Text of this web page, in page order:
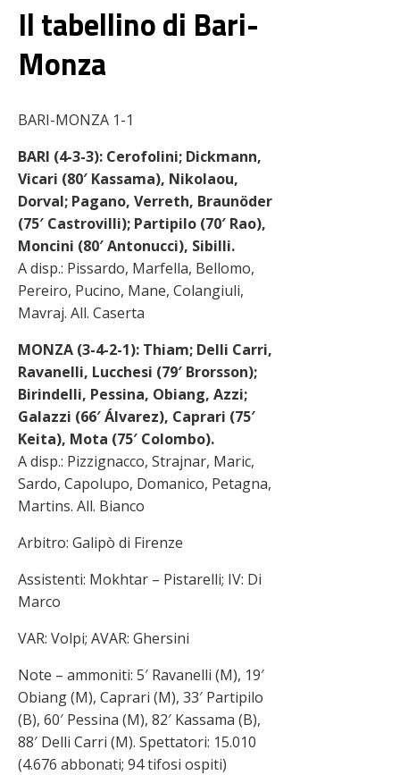
Il tabellino di Bari-
Monza
BARI-MONZA 1-1
BARI (4-3-3): Cerofolini; Dickmann,
Vicari (80′ Kassama), Nikolaou,
Dorval; Pagano, Verreth, Braunöder
(75′ Castrovilli); Partipilo (70′ Rao),
Moncini (80′ Antonucci), Sibilli.
A disp.: Pissardo, Marfella, Bellomo,
Pereiro, Pucino, Mane, Colangiuli,
Mavraj. All. Caserta
MONZA (3-4-2-1): Thiam; Delli Carri,
Ravanelli, Lucchesi (79′ Brorsson);
Birindelli, Pessina, Obiang, Azzi;
Galazzi (66′ Álvarez), Caprari (75′
Keita), Mota (75′ Colombo).
A disp.: Pizzignacco, Strajnar, Maric,
Sardo, Capolupo, Domanico, Petagna,
Martins. All. Bianco
Arbitro: Galipò di Firenze
Assistenti: Mokhtar – Pistarelli; IV: Di
Marco
VAR: Volpi; AVAR: Ghersini
Note – ammoniti: 5′ Ravanelli (M), 19′
Obiang (M), Caprari (M), 33′ Partipilo
(B), 60′ Pessina (M), 82′ Kassama (B),
88′ Delli Carri (M). Spettatori: 15.010
(4.676 abbonati; 94 tifosi ospiti)